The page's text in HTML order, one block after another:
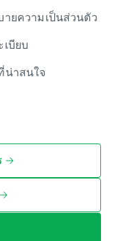
ายความเป็นส่วนตัว
บียบ
น่าสนใจ